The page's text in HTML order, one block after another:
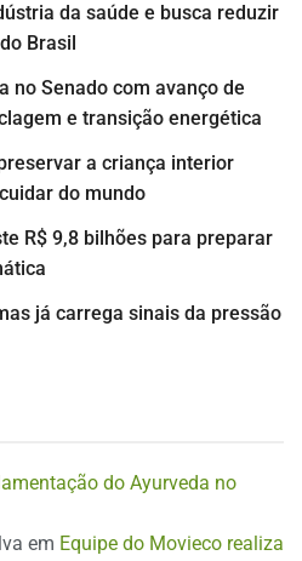
da saúde e busca reduzir
Brasil
no Senado com avanço de
e transição energética
a criança interior
do mundo
R$ 9,8 bilhões para preparar
já carrega sinais da pressão
do Ayurveda no
em Equipe do Movieco realiza